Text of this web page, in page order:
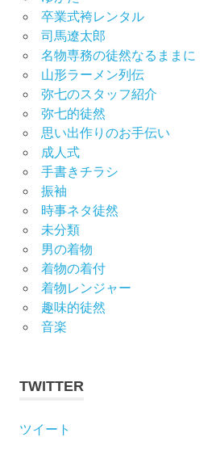
卒業式袴レンタル
司馬遼太郎
名物専務の徒然なるままに
山形ラーメン列伝
弥七のスタッフ紹介
弥七的徒然
思い出作りのお手伝い
成人式
手書きチラシ
振袖
時事ネタ徒然
未分類
男の着物
着物の着付
着物レンジャー
趣味的徒然
音楽
TWITTER
ツイート